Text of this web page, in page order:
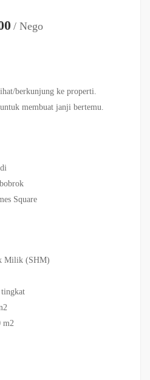
/ Nego
berkunjung ke properti.
membuat janji bertemu.
Square
Milik (SHM)
m2